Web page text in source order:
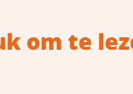
om te